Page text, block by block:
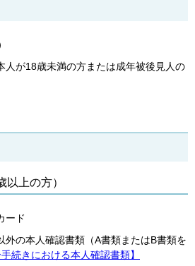
人が18歳未満の方または成年被後見人の
上の方）
ード
外の本人確認書類（A書類またはB書類を
手続きにおける本人確認書類】